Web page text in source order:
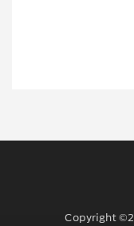
Copyright